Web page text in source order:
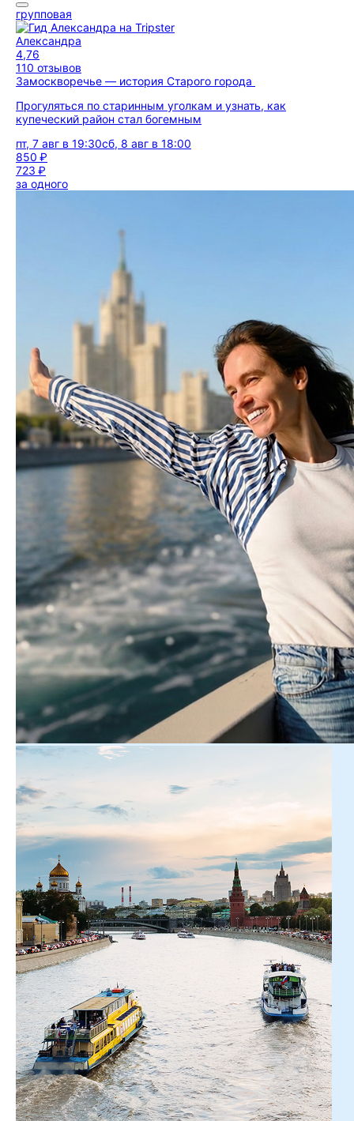
групповая
Александра
4,76
110 отзывов
Замоскворечье — история Старого города
Прогуляться по старинным уголкам и узнать, как
купеческий район стал богемным
пт, 7 авг в 19:30сб, 8 авг в 18:00
850 ₽
723 ₽
за одного